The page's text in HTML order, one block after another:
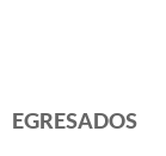
EGRESADOS